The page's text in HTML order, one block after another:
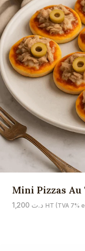
Mini Pizzas Au
د.ت 1,200 HT (TVA 7%